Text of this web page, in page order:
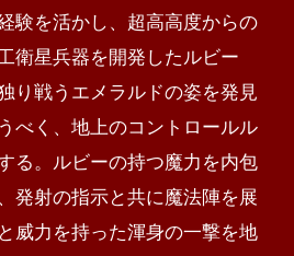
験を活かし、超高高度からの
衛星兵器を開発したルビー
り戦うエメラルドの姿を発見
べく、地上のコントロールル
る。ルビーの持つ魔力を内包
発射の指示と共に魔法陣を展
威力を持った渾身の一撃を地